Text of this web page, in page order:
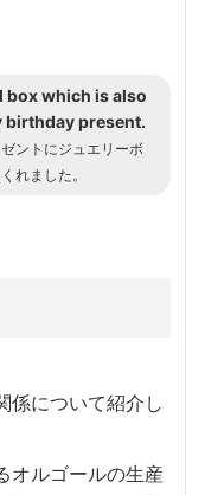
box which is also
birthday present.
ントにジュエリーボ
れました。
係について紹介し
オルゴールの生産